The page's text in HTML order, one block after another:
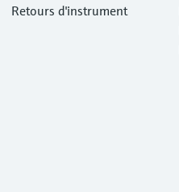
Retours d'instrument